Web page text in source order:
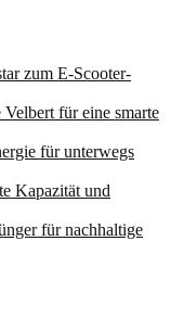
zum E-Scooter-
für eine smarte
für unterwegs
Kapazität und
für nachhaltige